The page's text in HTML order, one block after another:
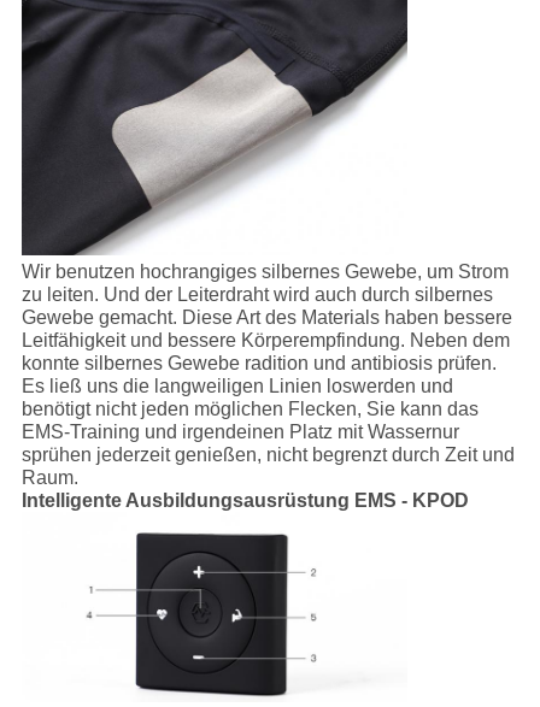
Wir benutzen hochrangiges silbernes Gewebe, um Strom
zu leiten. Und der Leiterdraht wird auch durch silbernes
Gewebe gemacht. Diese Art des Materials haben bessere
Leitfähigkeit und bessere Körperempfindung. Neben dem
konnte silbernes Gewebe radition und antibiosis prüfen.
Es ließ uns die langweiligen Linien loswerden und
benötigt nicht jeden möglichen Flecken, Sie kann das
EMS-Training und irgendeinen Platz mit Wassernur
sprühen jederzeit genießen, nicht begrenzt durch Zeit und
Raum.
Intelligente Ausbildungsausrüstung EMS - KPOD